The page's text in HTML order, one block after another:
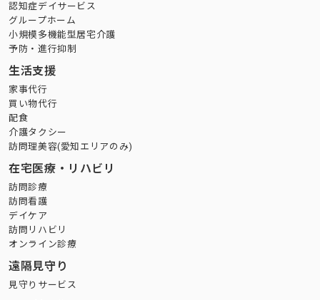
認知症デイサービス
グループホーム
小規模多機能型居宅介護
予防・進行抑制
生活支援
家事代行
買い物代行
配食
介護タクシー
訪問理美容(愛知エリアのみ)
在宅医療・リハビリ
訪問診療
訪問看護
デイケア
訪問リハビリ
オンライン診療
遠隔見守り
見守りサービス